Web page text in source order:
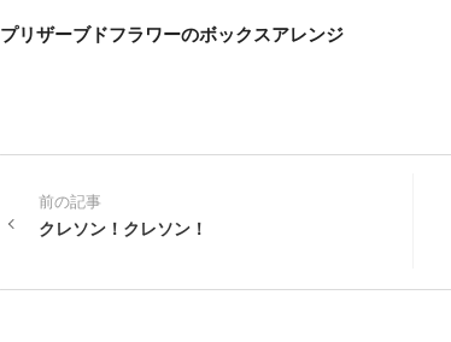
プリザーブドフラワーのボックスアレンジ
前の記事
クレソン！クレソン！